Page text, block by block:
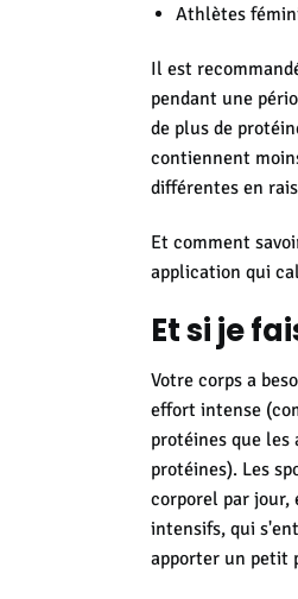
Athlètes
Il est
pendant une
de plus de
contiennent
différentes en
Et comment
application qui
Et si je
Votre corps a
effort intense
protéines que les
protéines). Les
corporel par jour,
intensifs, qui
apporter un petit